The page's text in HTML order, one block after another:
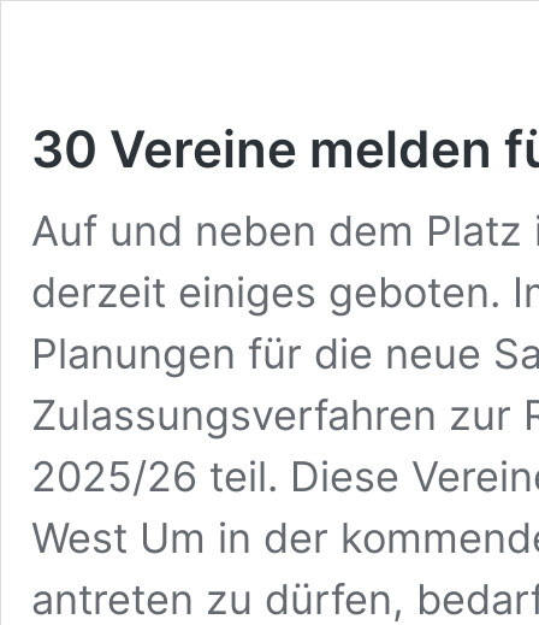
30 Vereine melden
Auf und neben dem
derzeit einiges geboten.
Planungen für die neue
Zulassungsverfahren zur
2025/26 teil. Diese
West Um in der
antreten zu dürfen,